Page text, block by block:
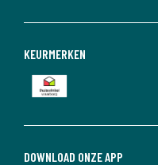
DOWNLOAD ONZE APP
KEURMERKEN